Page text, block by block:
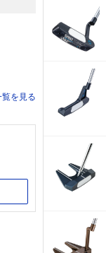
を見る